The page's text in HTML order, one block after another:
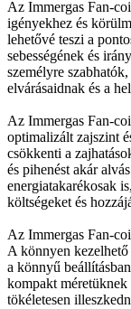
Az Immergas Fan-
igényekhez és
lehetővé teszi a
sebességének és
személyre
elvárásaidnak és a
Az Immergas Fan-
optimalizált zajszint
csökkenti a
és pihenést akár
energiatakarékosak
költségeket és
Az Immergas Fan-
A könnyen
a könnyű
kompakt
tökéletesen